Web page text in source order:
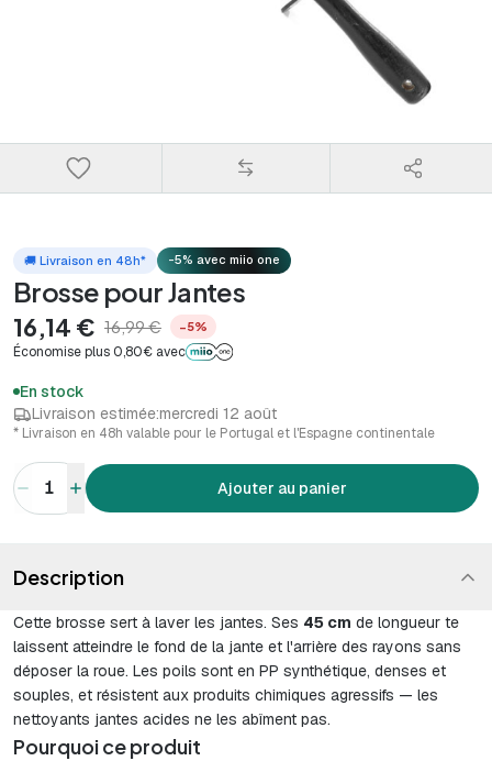
🚚 Livraison en 48h* -5% avec miio one
Brosse pour Jantes
16,14 € 16,99 € −5%
Économise plus 0,80€ avec
En stock
Livraison estimée:mercredi 12 août
* Livraison en 48h valable pour le Portugal et l'Espagne continentale
1 Ajouter au panier
Description
Cette brosse sert à laver les jantes. Ses 45 cm de longueur te
laissent atteindre le fond de la jante et l'arrière des rayons sans
déposer la roue. Les poils sont en PP synthétique, denses et
souples, et résistent aux produits chimiques agressifs — les
nettoyants jantes acides ne les abîment pas.
Pourquoi ce produit